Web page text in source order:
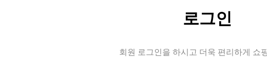
로그인
회원 로그인을 하시고 더욱 편리하게 쇼